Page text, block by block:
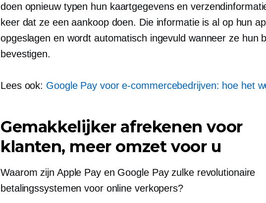
doen opnieuw typen hun kaartgegevens en
keer dat ze een aankoop doen. Die informatie is al op hun
opgeslagen en wordt automatisch ingevuld wanneer ze hun
bevestigen.
Lees ook: Google Pay voor e-commercebedrijven: hoe het
Gemakkelijker afrekenen voor
klanten, meer omzet voor u
Waarom zijn Apple Pay en Google Pay zulke revolutionaire
betalingssystemen voor online verkopers?